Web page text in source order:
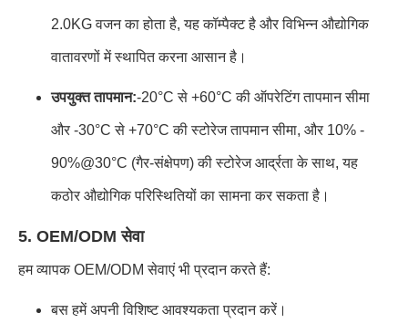
2.0KG वजन का होता है, यह कॉम्पैक्ट है और विभिन्न औद्योगिक
वातावरणों में स्थापित करना आसान है।
उपयुक्त तापमान:-20°C से +60°C की ऑपरेटिंग तापमान सीमा
और -30°C से +70°C की स्टोरेज तापमान सीमा, और 10% -
90%@30°C (गैर-संक्षेपण) की स्टोरेज आर्द्रता के साथ, यह
कठोर औद्योगिक परिस्थितियों का सामना कर सकता है।
5. OEM/ODM सेवा
हम व्यापक OEM/ODM सेवाएं भी प्रदान करते हैं:
बस हमें अपनी विशिष्ट आवश्यकता प्रदान करें।